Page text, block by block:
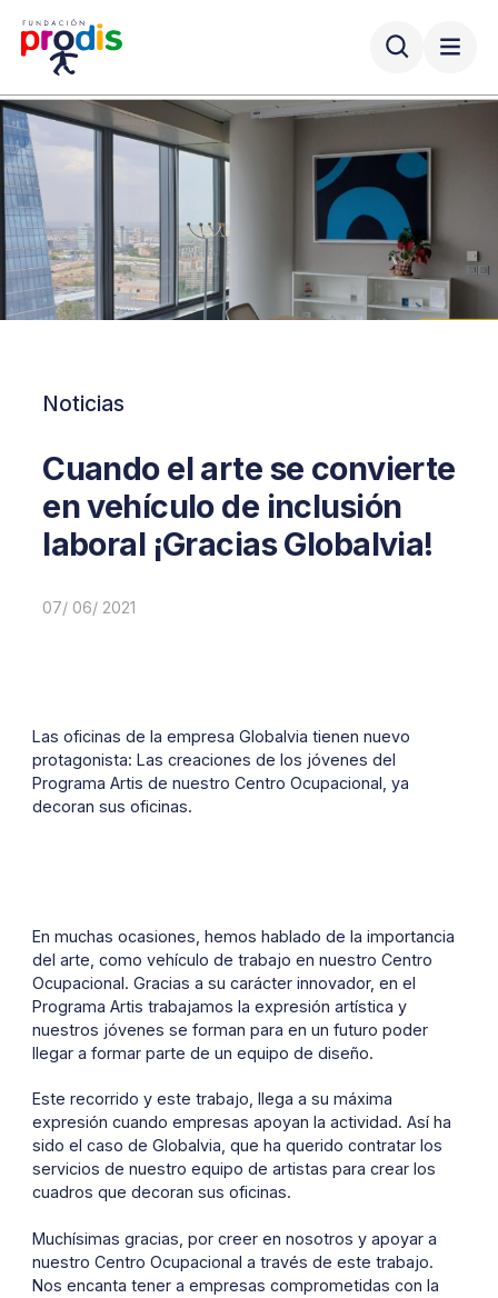
Noticias
Cuando el arte se convierte
en vehículo de inclusión
laboral ¡Gracias Globalvia!
07/ 06/ 2021
Las oficinas de la empresa Globalvia tienen nuevo
protagonista: Las creaciones de los jóvenes del
Programa Artis de nuestro Centro Ocupacional, ya
decoran sus oficinas.
En muchas ocasiones, hemos hablado de la importancia
del arte, como vehículo de trabajo en nuestro Centro
Ocupacional. Gracias a su carácter innovador, en el
Programa Artis trabajamos la expresión artística y
nuestros jóvenes se forman para en un futuro poder
llegar a formar parte de un equipo de diseño.
Este recorrido y este trabajo, llega a su máxima
expresión cuando empresas apoyan la actividad. Así ha
sido el caso de Globalvia, que ha querido contratar los
servicios de nuestro equipo de artistas para crear los
cuadros que decoran sus oficinas.
Muchísimas gracias, por creer en nosotros y apoyar a
nuestro Centro Ocupacional a través de este trabajo.
Nos encanta tener a empresas comprometidas con la